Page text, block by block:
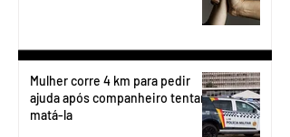
Mulher corre 4 km para pedir
ajuda após companheiro tentar
matá-la